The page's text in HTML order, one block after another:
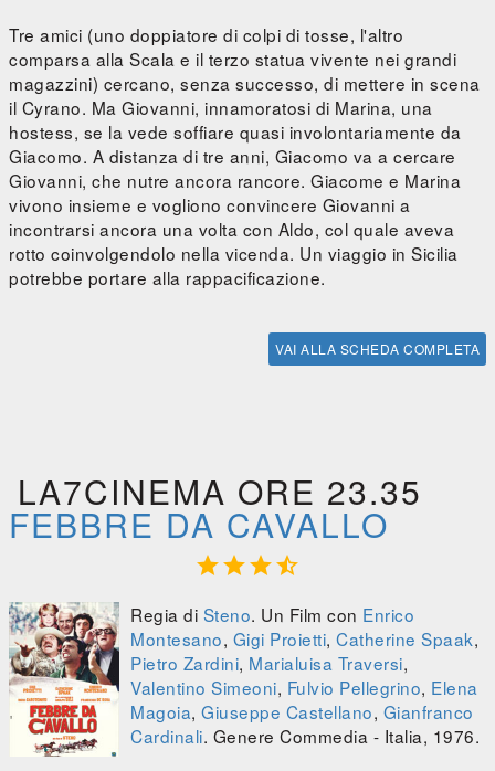
Tre amici (uno doppiatore di colpi di tosse, l'altro
comparsa alla Scala e il terzo statua vivente nei grandi
magazzini) cercano, senza successo, di mettere in scena
il Cyrano. Ma Giovanni, innamoratosi di Marina, una
hostess, se la vede soffiare quasi involontariamente da
Giacomo. A distanza di tre anni, Giacomo va a cercare
Giovanni, che nutre ancora rancore. Giacome e Marina
vivono insieme e vogliono convincere Giovanni a
incontrarsi ancora una volta con Aldo, col quale aveva
rotto coinvolgendolo nella vicenda. Un viaggio in Sicilia
potrebbe portare alla rappacificazione.
VAI ALLA SCHEDA COMPLETA
LA7CINEMA ORE 23.35
FEBBRE DA CAVALLO

Regia di Steno. Un Film con Enrico
Montesano, Gigi Proietti, Catherine Spaak,
Pietro Zardini, Marialuisa Traversi,
Valentino Simeoni, Fulvio Pellegrino, Elena
Magoia, Giuseppe Castellano, Gianfranco
Cardinali. Genere Commedia - Italia, 1976.